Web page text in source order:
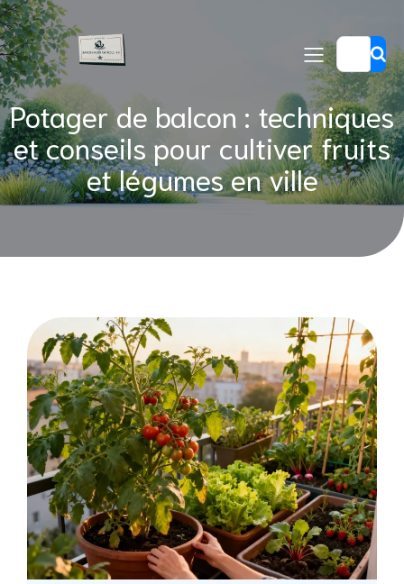
Potager de balcon : techniques
et conseils pour cultiver fruits
et légumes en ville